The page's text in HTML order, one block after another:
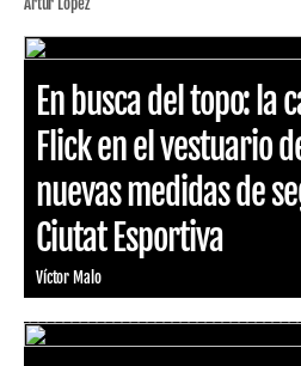
En busca del topo: la
Flick en el vestuario
nuevas medidas de
Ciutat Esportiva
Víctor Malo